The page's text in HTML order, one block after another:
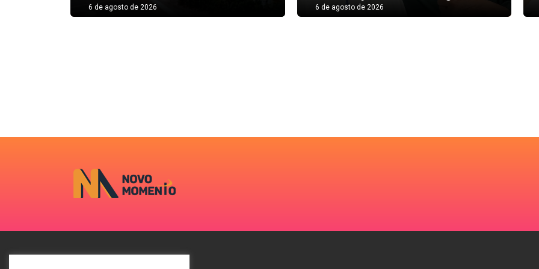
6 de agosto de 2026 6 de agosto de 2026